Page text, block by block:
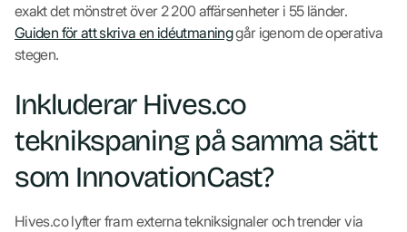
exakt det mönstret över 2 200 affärsenheter i 55 länder.
Guiden för att skriva en idéutmaninggår igenom de operativa
stegen.
Inkluderar Hives.co
teknikspaning på samma sätt
som InnovationCast?
Hives.co lyfter fram externa tekniksignaler och trender via